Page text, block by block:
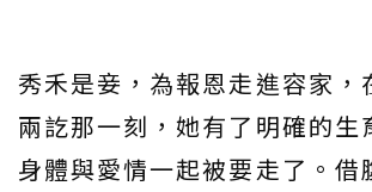
秀禾是妾，為報恩走進容家，
兩訖那一刻，她有了明確的生
身體與愛情一起被要走了。借